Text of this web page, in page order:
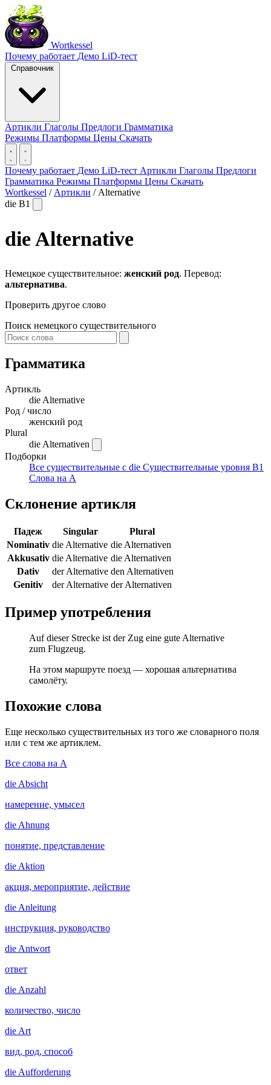
Wortkessel
Почему работает Демо LiD-тест
Справочник
Артикли Глаголы Предлоги Грамматика
Режимы Платформы Цены Скачать
Почему работает Демо LiD-тест Артикли Глаголы Предлоги
Грамматика Режимы Платформы Цены Скачать
Wortkessel / Артикли / Alternative
die B1
dieAlternative
Немецкое существительное: женский род. Перевод:
альтернатива.
Проверить другое слово
Поиск немецкого существительного
Грамматика
Артикль
die Alternative
Род / число
женский род
Plural
die Alternativen
Подборки
Все существительные с die Существительные уровня B1
Слова на A
Склонение артикля
Падеж Singular
Plural
Nominativ die Alternative die Alternativen
Akkusativ die Alternative die Alternativen
Dativ
der Alternative den Alternativen
Genitiv
der Alternative der Alternativen
Пример употребления
Auf dieser Strecke ist der Zug eine gute Alternative
zum Flugzeug.
На этом маршруте поезд — хорошая альтернатива
самолёту.
Похожие слова
Еще несколько существительных из того же словарного поля
или с тем же артиклем.
Все слова на A
die Absicht
намерение, умысел
die Ahnung
понятие, представление
die Aktion
акция, мероприятие, действие
die Anleitung
инструкция, руководство
die Antwort
ответ
die Anzahl
количество, число
die Art
вид, род, способ
die Aufforderung